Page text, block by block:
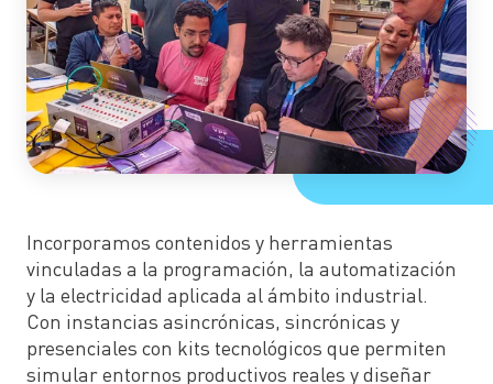
Incorporamos contenidos y herramientas
vinculadas a la programación, la automatización
y la electricidad aplicada al ámbito industrial.
Con instancias asincrónicas, sincrónicas y
presenciales con kits tecnológicos que permiten
simular entornos productivos reales y diseñar